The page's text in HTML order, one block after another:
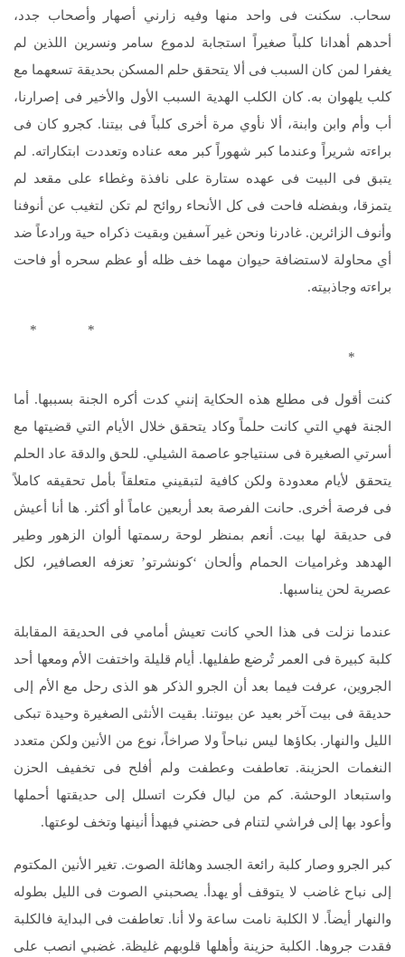
سحاب. سكنت فى واحد منها وفيه زارني أصهار وأصحاب جدد،
أحدهم أهدانا كلباً صغيراً استجابة لدموع سامر ونسرين اللذين لم
يغفرا لمن كان السبب فى ألا يتحقق حلم المسكن بحديقة تسعهما مع
كلب يلهوان به. كان الكلب الهدية السبب الأول والأخير فى إصرارنا،
أب وأم وابن وابنة، ألا نأوي مرة أخرى كلباً فى بيتنا. كجرو كان فى
براءته شريراً وعندما كبر شهوراً كبر معه عناده وتعددت ابتكاراته. لم
يتبق فى البيت فى عهده ستارة على نافذة وغطاء على مقعد لم
يتمزقا، وبفضله فاحت فى كل الأنحاء روائح لم تكن لتغيب عن أنوفنا
وأنوف الزائرين. غادرنا ونحن غير آسفين وبقيت ذكراه حية ورادعاً ضد
أي محاولة لاستضافة حيوان مهما خف ظله أو عظم سحره أو فاحت
براءته وجاذبيته.
* *
*
كنت أقول فى مطلع هذه الحكاية إنني كدت أكره الجنة بسببها. أما
الجنة فهي التي كانت حلماً وكاد يتحقق خلال الأيام التي قضيتها مع
أسرتي الصغيرة فى سنتياجو عاصمة الشيلي. للحق والدقة عاد الحلم
يتحقق لأيام معدودة ولكن كافية لتبقيني متعلقاً بأمل تحقيقه كاملاً
فى فرصة أخرى. حانت الفرصة بعد أربعين عاماً أو أكثر. ها أنا أعيش
فى حديقة لها بيت. أنعم بمنظر لوحة رسمتها ألوان الزهور وطير
الهدهد وغراميات الحمام وألحان ‘كونشرتو’ تعزفه العصافير، لكل
عصرية لحن يناسبها.
عندما نزلت فى هذا الحي كانت تعيش أمامي فى الحديقة المقابلة
كلبة كبيرة فى العمر تُرضع طفليها. أيام قليلة واختفت الأم ومعها أحد
الجروين، عرفت فيما بعد أن الجرو الذكر هو الذى رحل مع الأم إلى
حديقة فى بيت آخر بعيد عن بيوتنا. بقيت الأنثى الصغيرة وحيدة تبكى
الليل والنهار. بكاؤها ليس نباحاً ولا صراخاً، نوع من الأنين ولكن متعدد
النغمات الحزينة. تعاطفت وعطفت ولم أفلح فى تخفيف الحزن
واستبعاد الوحشة. كم من ليال فكرت اتسلل إلى حديقتها أحملها
وأعود بها إلى فراشي لتنام فى حضني فيهدأ أنينها وتخف لوعتها.
كبر الجرو وصار كلبة رائعة الجسد وهائلة الصوت. تغير الأنين المكتوم
إلى نباح غاضب لا يتوقف أو يهدأ. يصحبني الصوت فى الليل بطوله
والنهار أيضاً. لا الكلبة نامت ساعة ولا أنا. تعاطفت فى البداية فالكلبة
فقدت جروها. الكلبة حزينة وأهلها قلوبهم غليظة. غضبي انصب على